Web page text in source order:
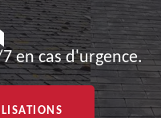
en cas d'urgence.